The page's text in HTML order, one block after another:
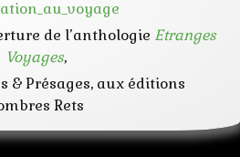
étrange
iceberg
plateforme
route
trouée
de l’anthologie Etranges
Voyages,
& Présages, aux éditions
Rets